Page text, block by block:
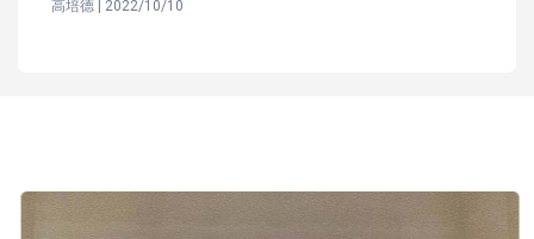
高培德 | 2022/10/10